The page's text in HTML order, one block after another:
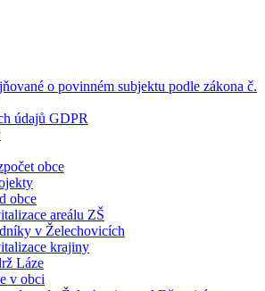
o povinném subjektu podle zákona č.
údajů GDPR
obce
obce
areálu ZŠ
v Želechovicích
krajiny
Láze
v obci